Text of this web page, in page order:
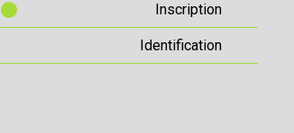
Inscription
Identification